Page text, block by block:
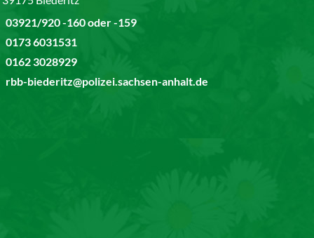
03921/920 -160 oder -159
0173 6031531
0162 3028929
rbb-biederitz@polizei.sachsen-anhalt.de